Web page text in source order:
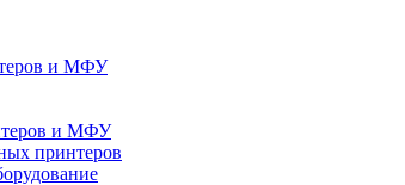
и МФУ
и МФУ
принтеров